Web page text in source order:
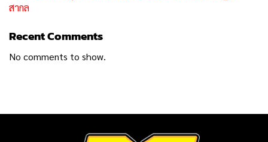
สากล
Recent Comments
No comments to show.